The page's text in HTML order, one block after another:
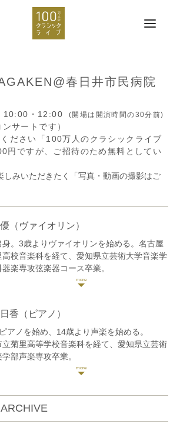
春日井市民病院
10:00・12:00 (開場は開演時間の30分前)
サートです）
ださい「100万人のクラシックライブ
円ですが、ご招待のため無料としてい
しみいただきたく「写真・動画の撮影はご
（ヴァイオリン）
身。3歳よりヴァイオリンを始める。名古屋
高校音楽科を経て、愛知県立芸術大学音楽学
楽専攻弦楽器コース卒業。
日本学生音楽コンクール名古屋大会高校の部
ヴァーツラフ・レメシュ、百武由紀の各氏の
クラスを受講。
による「第49回卒業演奏会」等に出演。
ヴァイオリンを花井晶子、森下陽子、沼田
石禮子の各氏に、室内楽を百武由紀、花崎薫
、オーケストラなどでの演奏を行なってい
香 （ピアノ）
アノを始め、14歳より声楽を始める。
立菊里高等学校音楽科を経て、愛知県立芸術
部声楽専攻卒業。
マハピアノフェスティバル中部大会奨励賞
レンツェンピアノコンクール関西中部大会優
ヤマハ指導グレード3級取得。